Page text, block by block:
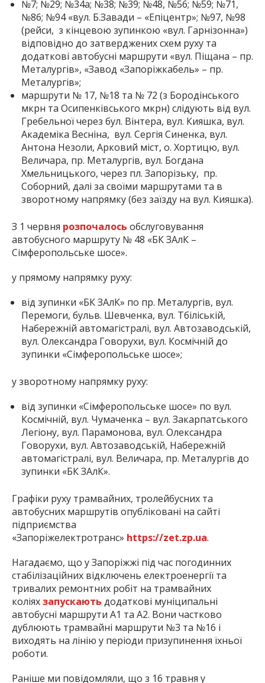
№7; №29; №34а; №38; №39; №48, №56; №59; №71,
№86; №94 «вул. Б.Завади – «Епіцентр»; №97, №98
(рейси, з кінцевою зупинкою «вул. Гарнізонна»)
відповідно до затверджених схем руху та
додаткові автобусні маршрути «вул. Піщана – пр.
Металургів», «Завод «Запоріжкабель» – пр.
Металургів»;
маршрути № 17, №18 та № 72 (з Бородінського
мкрн та Осипенківського мкрн) слідують від вул.
Гребельної через бул. Вінтера, вул. Кияшка, вул.
Академіка Весніна, вул. Сергія Синенка, вул.
Антона Незоли, Арковий міст, о. Хортицю, вул.
Величара, пр. Металургів, вул. Богдана
Хмельницького, через пл. Запорізьку, пр.
Соборний, далі за своїми маршрутами та в
зворотному напрямку (без заїзду на вул. Кияшка).
З 1 червня розпочалось обслуговування
автобусного маршруту № 48 «БК ЗАлК –
Сімферопольське шосе».
у прямому напрямку руху:
від зупинки «БК ЗАлК» по пр. Металургів, вул.
Перемоги, бульв. Шевченка, вул. Тбіліській,
Набережній автомагістралі, вул. Автозаводській,
вул. Олександра Говорухи, вул. Космічній до
зупинки «Сімферопольське шосе»;
у зворотному напрямку руху:
від зупинки «Сімферопольське шосе» по вул.
Космічній, вул. Чумаченка – вул. Закарпатського
Легіону, вул. Парамонова, вул. Олександра
Говорухи, вул. Автозаводській, Набережній
автомагістралі, вул. Величара, пр. Металургів до
зупинки «БК ЗАлК».
Графіки руху трамвайних, тролейбусних та
автобусних маршрутів опубліковані на сайті
підприємства
«Запоріжелектротранс» https://zet.zp.ua.
Нагадаємо, що у Запоріжжі під час погодинних
стабілізаційних відключень електроенергії та
тривалих ремонтних робіт на трамвайних
коліяхзапускають додаткові муніципальні
автобусні маршрути А1 та А2. Вони частково
дублюють трамвайні маршрути №3 та №16 і
виходять на лінію у періоди призупинення їхньої
роботи.
Раніше ми повідомляли, що з 16 травня у